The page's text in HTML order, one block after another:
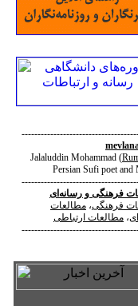
Jalaluddin Mohammad (
Persian Sufi poet and
فرهنگی و رسانه‌ای
فرهنگی، مطالعات
، مطالعات ارتباطی